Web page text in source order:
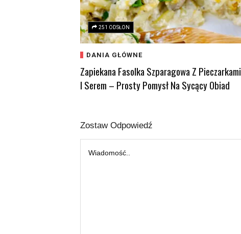
251 ODSŁON
DANIA GŁÓWNE
Zapiekana Fasolka Szparagowa Z Pieczarkami
I Serem – Prosty Pomysł Na Sycący Obiad
Zostaw Odpowiedź